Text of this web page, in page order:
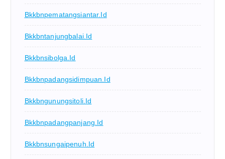
Bkkbnpematangsiantar.id
Bkkbntanjungbalai.id
Bkkbnsibolga.id
Bkkbnpadangsidimpuan.id
Bkkbngunungsitoli.id
Bkkbnpadangpanjang.id
Bkkbnsungaipenuh.id